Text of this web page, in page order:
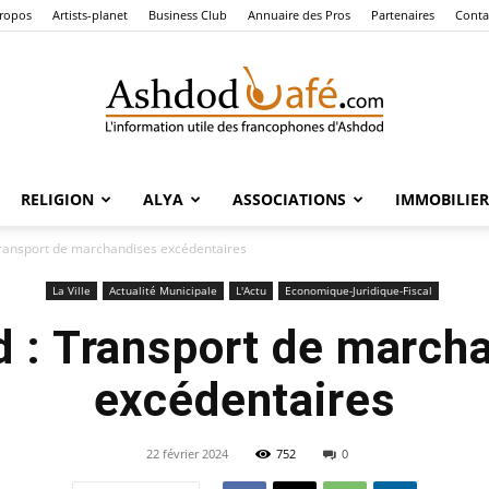
Artists-planet Business Club Annuaire des Pros Partenaires
Café
RELIGION ALYA ASSOCIATIONS IMMOBILIER
de marchandises excédentaires
La Ville Actualité Municipale L'Actu Economique-Juridique-Fiscal
: Transport de
excédentaires
22 février 2024 752 0